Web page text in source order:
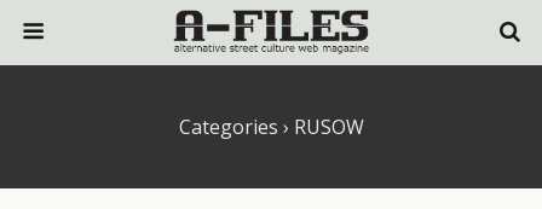
Categories › RUSOW